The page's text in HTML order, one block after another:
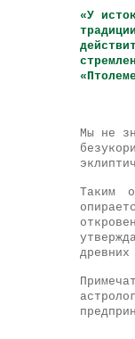
«У
Мы не
Таким